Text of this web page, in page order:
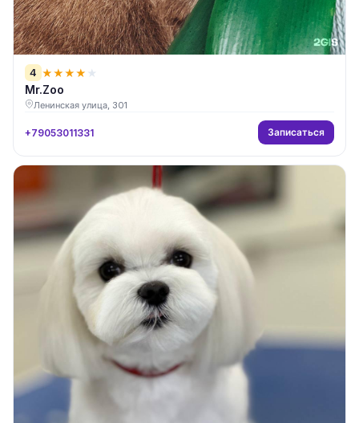
4 ★★★★ ★
Mr.Zoo
Ленинская улица, 301
+79053011331 Записаться